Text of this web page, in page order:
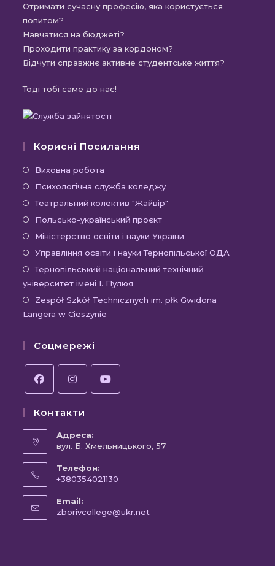
Отримати сучасну професію, яка користується
попитом?
Навчатися на бюджеті?
Проходити практику за кордоном?
Відчути справжнє активне студентське життя?
Тоді тобі саме до нас!
Корисні Посилання
Виховна робота
в
новій
вкладці
Психологічна служба коледжуВідкриється
в
вкладці
Театральний колектив "Жайвір"
новій
вкладці
Польсько-український проєктВідкриється
в
новій
вкладці
Міністерство освіти і науки України
в
новій
Управління освіти і науки Тернопільської ОДА
Тернопільський національний технічний
університет імені І. Пулюя
Zespół Szkół Technicznych im. płk Gwidona
Langera w Cieszynie
Соцмережі
в
новій
вкладці
в
новій
вкладці
новій
вкладці
Контакти
Адреса:
вул. Б. Хмельницького, 57
Телефон:
+380354021130
у
Email:
zborivcollege@ukr.net